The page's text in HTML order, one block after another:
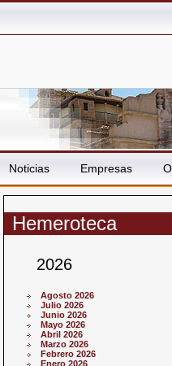
Noticias Empresas
Hemeroteca
2026
Agosto 2026
Julio 2026
Junio 2026
Mayo 2026
Abril 2026
Marzo 2026
Febrero 2026
Enero 2026